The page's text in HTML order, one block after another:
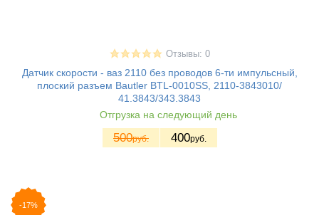
Отзывы: 0
Датчик скорости - ваз 2110 без проводов 6-ти импульсный,
плоский разъем Bautler BTL-0010SS, 2110-3843010/
41.3843/343.3843
Отгрузка на следующий день
500руб. 400руб.
-17%